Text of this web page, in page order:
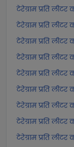
टेरेग्राम प्रति
टेरेग्राम प्रति लीटर
टेरेग्राम प्रति
टेरेग्राम प्रति
टेरेग्राम प्रति
टेरेग्राम प्रति लीटर
टेरेग्राम प्रति
टेरेग्राम प्रति
टेरेग्राम प्रति